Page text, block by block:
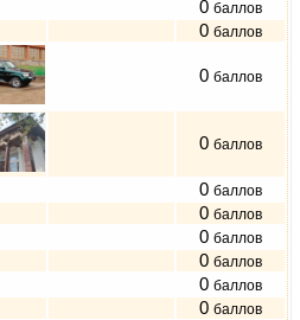
0 баллов
0 баллов
0 баллов
0 баллов
0 баллов
0 баллов
0 баллов
0 баллов
0 баллов
0 баллов